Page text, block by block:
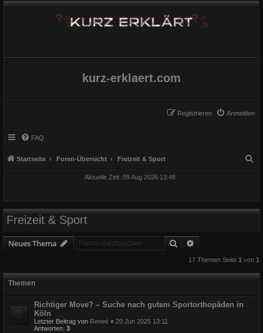
kurz-erklaert.com
Anmelden
Registrieren
FAQ
Startseite Foren-Übersicht Freizeit & Sport
Aktuelle Zeit: 09 Aug 2026 13:48
Freizeit & Sport
Neues Thema Suche
17 Themen Seite 1 von 1
Themen
Richtiger Move? – Suche nach gutem Sportorthopäden in
Köln
Letzter Beitrag von Reneé « 20 Jun 2025 13:11
Antworten: 3